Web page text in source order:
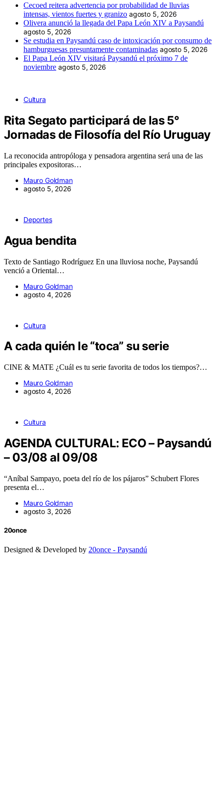
Cecoed reitera advertencia por probabilidad de lluvias
intensas, vientos fuertes y granizo agosto 5, 2026
Olivera anunció la llegada del Papa León XIV a Paysandú
agosto 5, 2026
Se estudia en Paysandú caso de intoxicación por consumo de
hamburguesas presuntamente contaminadas agosto 5, 2026
El Papa León XIV visitará Paysandú el próximo 7 de
noviembre agosto 5, 2026
Cultura
Rita Segato participará de las 5°
Jornadas de Filosofía del Río Uruguay
La reconocida antropóloga y pensadora argentina será una de las
principales expositoras…
Mauro Goldman
agosto 5, 2026
Deportes
Agua bendita
Texto de Santiago Rodríguez En una lluviosa noche, Paysandú
venció a Oriental…
Mauro Goldman
agosto 4, 2026
Cultura
A cada quién le “toca” su serie
CINE & MATE ¿Cuál es tu serie favorita de todos los tiempos?…
Mauro Goldman
agosto 4, 2026
Cultura
AGENDA CULTURAL: ECO – Paysandú
– 03/08 al 09/08
“Aníbal Sampayo, poeta del río de los pájaros” Schubert Flores
presenta el…
Mauro Goldman
agosto 3, 2026
20once
Designed & Developed by 20once - Paysandú